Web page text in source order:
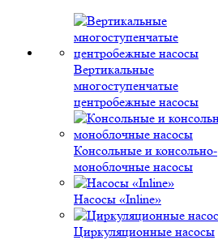
Вертикальные
многоступенчатые
центробежные насосы
Консольные и консольно-
моноблочные насосы
Насосы «Inline»
Циркуляционные насосы